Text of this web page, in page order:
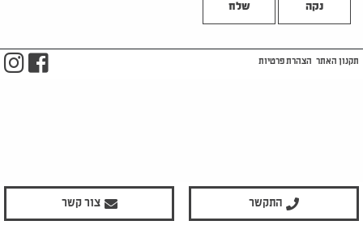
נקה
התקשר צור קשר
תקנון האתר הצהרת פרטיות